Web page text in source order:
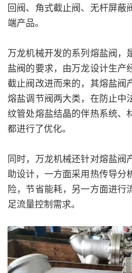
回阀、角式截止阀、无杆屏蔽
端产品。
万龙机械开发的系列熔盐阀，
盐阀的要求，由万龙设计生产
截止阀改进而来的，其熔盐阀
熔盐调节阀两大类，在防止中
纹管处熔盐结晶的伴热系统、
都进行了优化。
同时，万龙机械还针对熔盐阀
助设计，一方面采用热传导分
险，节省能耗，另一方面进行
足流量控制需求。